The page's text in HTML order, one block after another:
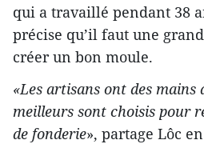
qui a travaillé pendant 38
précise qu’il faut une
créer un bon moule.
«Les artisans ont des mains
meilleurs sont choisis pour
de fonderie», partage Lôc